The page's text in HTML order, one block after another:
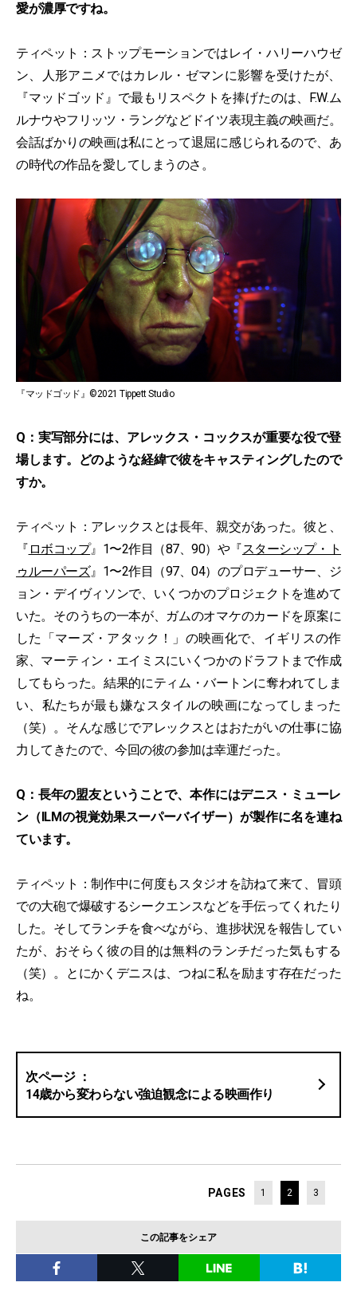
愛が濃厚ですね。
ティペット：ストップモーションではレイ・ハリーハウゼ
ン、人形アニメではカレル・ゼマンに影響を受けたが、
『マッドゴッド』で最もリスペクトを捧げたのは、F.W.ム
ルナウやフリッツ・ラングなどドイツ表現主義の映画だ。
会話ばかりの映画は私にとって退屈に感じられるので、あ
の時代の作品を愛してしまうのさ。
『マッドゴッド』©2021 Tippett Studio
Q：実写部分には、アレックス・コックスが重要な役で登
場します。どのような経緯で彼をキャスティングしたので
すか。
ティペット：アレックスとは長年、親交があった。彼と、
『 ロボコップ』1〜2作目（87、90）や『スターシップ・ト
ゥルーパーズ』1〜2作目（97、04）のプロデューサー、ジ
ョン・デイヴィソンで、いくつかのプロジェクトを進めて
いた。そのうちの一本が、ガムのオマケのカードを原案に
した「マーズ・アタック！」の映画化で、イギリスの作
家、マーティン・エイミスにいくつかのドラフトまで作成
してもらった。結果的にティム・バートンに奪われてしま
い、私たちが最も嫌なスタイルの映画になってしまった
（笑）。そんな感じでアレックスとはおたがいの仕事に協
力してきたので、今回の彼の参加は幸運だった。
Q：長年の盟友ということで、本作にはデニス・ミューレ
ン（ILMの視覚効果スーパーバイザー）が製作に名を連ね
ています。
ティペット：制作中に何度もスタジオを訪ねて来て、冒頭
での大砲で爆破するシークエンスなどを手伝ってくれたり
した。そしてランチを食べながら、進捗状況を報告してい
たが、おそらく彼の目的は無料のランチだった気もする
（笑）。とにかくデニスは、つねに私を励ます存在だった
ね。
14歳から変わらない強迫観念による映画作り
PAGES 1 2 3
この記事をシェア